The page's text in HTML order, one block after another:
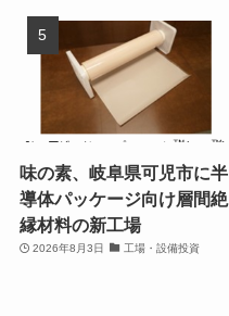
味の素、岐阜県可児市に半
導体パッケージ向け層間絶
縁材料の新工場
2026年8月3日 工場・設備投資